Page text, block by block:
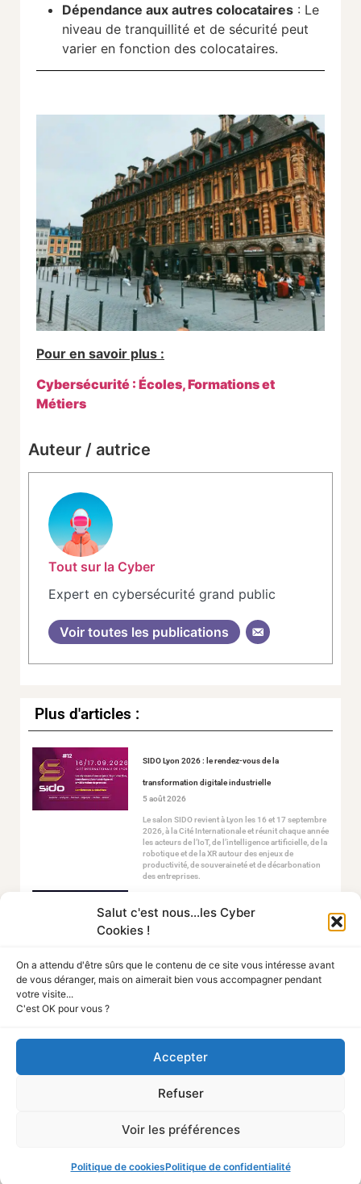
Salut c'est nous...les Cyber
Cookies !
On a attendu d'être sûrs que le contenu de ce site vous intéresse avant
de vous déranger, mais on aimerait bien vous accompagner pendant
votre visite...
C'est OK pour vous ?
Accepter
Refuser
Voir les préférences
Politique de cookiesPolitique de confidentialité
Dépendance aux autres colocataires : Le
niveau de tranquillité et de sécurité peut
varier en fonction des colocataires.
Pour en savoir plus :
Cybersécurité : Écoles, Formations et
Métiers
Auteur / autrice
Tout sur la Cyber
Expert en cybersécurité grand public
Voir toutes les publications
Plus d'articles :
SIDO Lyon 2026 : le rendez-vous de la
transformation digitale industrielle
5 août 2026
Le salon SIDO revient à Lyon les 16 et 17 septembre
2026, à la Cité Internationale et réunit chaque année
les acteurs de l’IoT, de l’intelligence artificielle, de la
robotique et de la XR autour des enjeux de
productivité, de souveraineté et de décarbonation
des entreprises.
41) : sélection, jury et dates clés
Prix CESIN du Roman Cyber : Le top 10 des romans
digère le pouvoir des algorithmes, des données et
27 juillet 2026
deuxième groupe le plus actif au monde grâce à un
Comprendre la cybersécurité pour mieux protéger
15 juillet 2026